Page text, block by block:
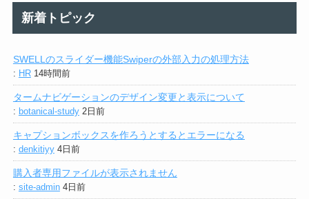
新着トピック
SWELLのスライダー機能Swiperの外部入力の処理方法
: HR 14時間前
タームナビゲーションのデザイン変更と表示について
: botanical-study 2日前
キャプションボックスを作ろうとするとエラーになる
: denkitiyy 4日前
購入者専用ファイルが表示されません
: site-admin 4日前